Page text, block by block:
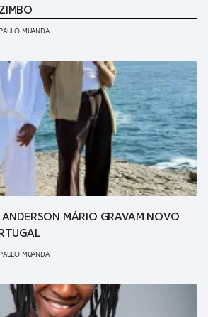
PAULO MUANDA
MÁRIO GRAVAM NOVO
PAULO MUANDA